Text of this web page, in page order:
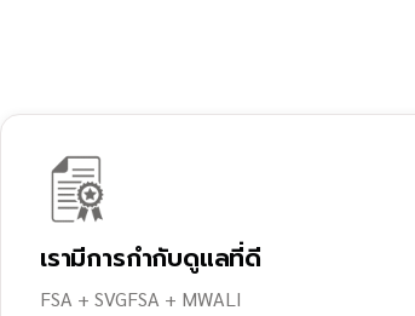
เรามีการกำกับดูแลที่ดี
FSA + SVGFSA + MWALI